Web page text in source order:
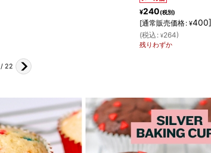
¥216(税別)
[通常販売価格: ¥360]
(税込 : ¥238)
在庫あり
/22